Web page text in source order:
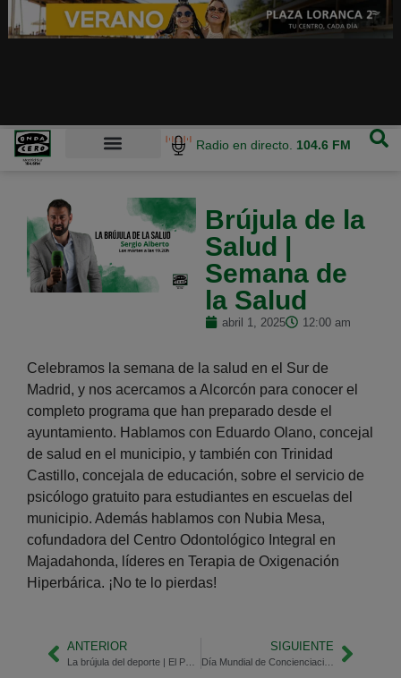
Radio en directo. 104.6 FM
Brújula de la
Salud |
Semana de
la Salud
abril 1, 2025 12:00 am
Celebramos la semana de la salud en el Sur de
Madrid, y nos acercamos a Alcorcón para conocer el
completo programa que han preparado desde el
ayuntamiento. Hablamos con Eduardo Olano, concejal
de salud en el municipio, y también con Trinidad
Castillo, concejala de educación, sobre el servicio de
psicólogo gratuito para estudiantes en escuelas del
municipio. Además hablamos con Nubia Mesa,
cofundadora del Centro Odontológico Integral en
Majadahonda, líderes en Terapia de Oxigenación
Hiperbárica. ¡No te lo pierdas!
ANTERIOR SIGUIENTE
Día Mundial de Concienciación del Autismo